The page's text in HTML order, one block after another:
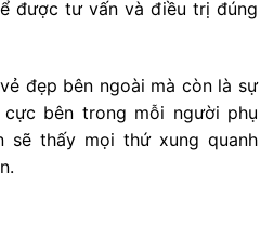
được tư vấn và điều trị đúng
đẹp bên ngoài mà còn là sự
bên trong mỗi người phụ
sẽ thấy mọi thứ xung quanh